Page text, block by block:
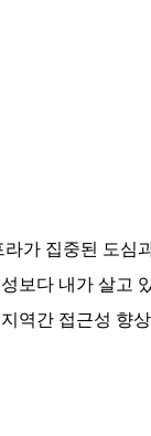
가 집중된 도심
보다 내가 살고
역간 접근성 향상